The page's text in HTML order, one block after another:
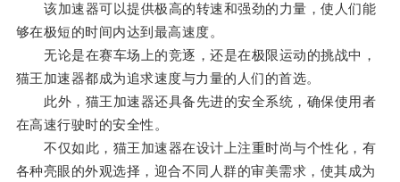
该加速器可以提供极高的转速和强劲的力量，使人们能
够在极短的时间内达到最高速度。
无论是在赛车场上的竞逐，还是在极限运动的挑战中，
猫王加速器都成为追求速度与力量的人们的首选。
此外，猫王加速器还具备先进的安全系统，确保使用者
在高速行驶时的安全性。
不仅如此，猫王加速器在设计上注重时尚与个性化，有
各种亮眼的外观选择，迎合不同人群的审美需求，使其成为